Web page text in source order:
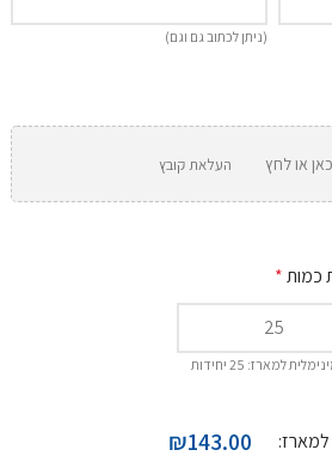
(ניתן לכתוב גם וגם)
או לחץ העלאת קובץ
כמות*
למארז: 25 יחידות
₪143.00